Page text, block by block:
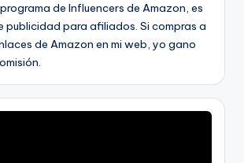
de Influencers de Amazon, es
publicidad para afiliados. Si compras a
de Amazon en mi web, yo gano